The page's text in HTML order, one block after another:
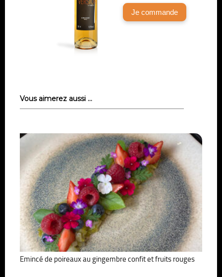
Je commande
Vous aimerez aussi …
Emincé de poireaux au gingembre confit et fruits rouges